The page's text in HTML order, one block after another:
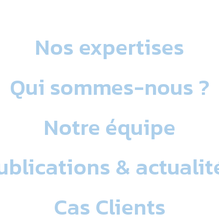
Nos expertises
Qui sommes-nous ?
Notre équipe
&
Cas Clients